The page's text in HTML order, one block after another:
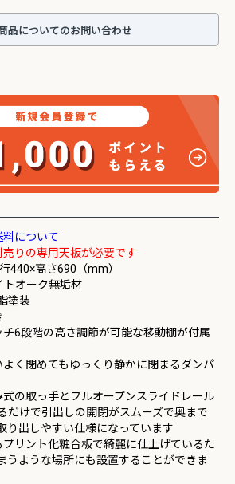
品についてのお問い合わせ
について
りの専用天板が必要です
440×高さ690（mm）
トオーク無垢材
塗装
6段階の高さ調節が可能な移動棚が付属
く閉めてもゆっくり静かに閉まるダンパ
の取っ手とフルオープンスライドレール
だけで引出しの開閉がスムーズで奥まで
り出しやすい仕様になっています
リント化粧合板で綺麗に仕上げているた
うような場所にも設置することができま